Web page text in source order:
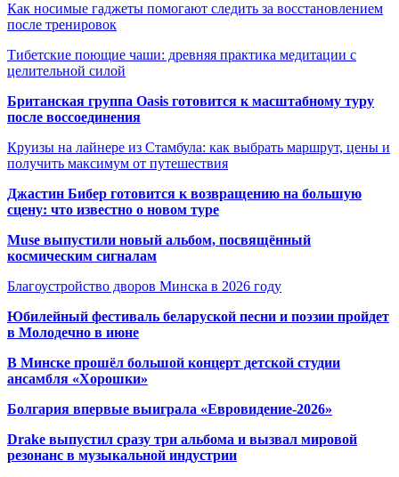
Как носимые гаджеты помогают следить за восстановлением
после тренировок
Тибетские поющие чаши: древняя практика медитации с
целительной силой
Британская группа Oasis готовится к масштабному туру
после воссоединения
Круизы на лайнере из Стамбула: как выбрать маршрут, цены и
получить максимум от путешествия
Джастин Бибер готовится к возвращению на большую
сцену: что известно о новом туре
Muse выпустили новый альбом, посвящённый
космическим сигналам
Благоустройство дворов Минска в 2026 году
Юбилейный фестиваль беларуской песни и поэзии пройдет
в Молодечно в июне
В Минске прошёл большой концерт детской студии
ансамбля «Хорошки»
Болгария впервые выиграла «Евровидение-2026»
Drake выпустил сразу три альбома и вызвал мировой
резонанс в музыкальной индустрии